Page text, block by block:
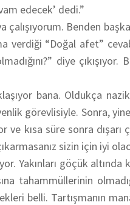
edecek’ dedi.”
Benden
verdiği “Doğal afet”
diye
bana. Oldukça
görevlisiyle. Sonra,
kısa süre sonra dışarı
sizin için iyi
Yakınları göçük
tahammüllerinin
belli. Tartışmanın